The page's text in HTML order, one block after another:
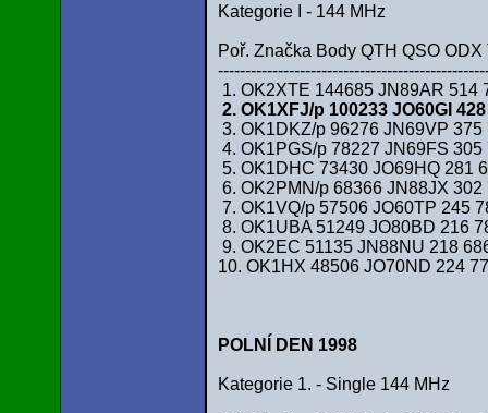
Kategorie I - 144 MHz
Poř. Značka Body QTH QSO ODX
1. OK2XTE 144685 JN89AR 514
2. OK1XFJ/p 100233 JO60GI
3. OK1DKZ/p 96276 JN69VP
4. OK1PGS/p 78227 JN69FS 305
5. OK1DHC 73430 JO69HQ 281
6. OK2PMN/p 68366 JN88JX
7. OK1VQ/p 57506 JO60TP 245
8. OK1UBA 51249 JO80BD 216
9. OK2EC 51135 JN88NU 218
10. OK1HX 48506 JO70ND 224
POLNÍ DEN 1998
Kategorie 1. - Single 144 MHz